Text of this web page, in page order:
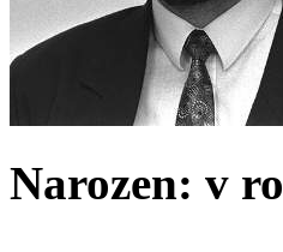
Narozen: v